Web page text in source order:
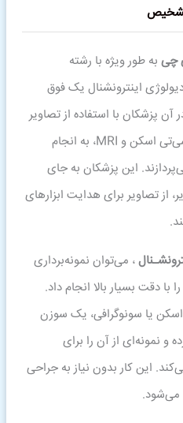
تشخیص
چی به طور ویژه با رشته
اینترونشنال یک فوق
پزشکان با استفاده از تصاویر
رادیولوژیکی مانند سونوگرافی، سی‌تی اسکن و MRI، به انجام
این پزشکان به جای
از تصاویر برای هدایت ابزارهای
، می‌توان نمونه‌برداری
دقت بسیار بالا انجام داد.
یا سونوگرافی، یک سوزن
و نمونه‌ای از آن را برای
این کار بدون نیاز به جراحی
می‌شود.